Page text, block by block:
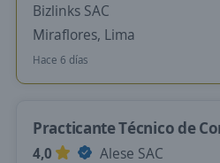
Bizlinks SAC
Miraflores, Lima
Hace 6 días
Practicante Técnico de
4,0 Alese SAC